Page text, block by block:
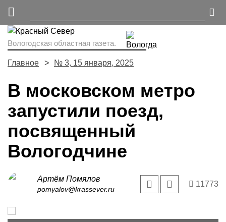
Вологодская областная газета.
Главное № 3, 15 января, 2025
В московском метро
запустили поезд,
посвященный
Вологодчине
Артём Помялов
pomyalov@krassever.ru
11773